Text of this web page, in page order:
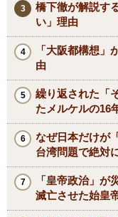
橋下徹が解説す
い」理由
「大阪都構想」
由
繰り返された「
たメルケルの16
なぜ日本だけが
台湾問題で絶対
「皇帝政治」が
滅亡させた始皇